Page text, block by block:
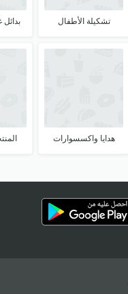
تشكيلة الأطفال بدائل
هدايا واكسسوارات